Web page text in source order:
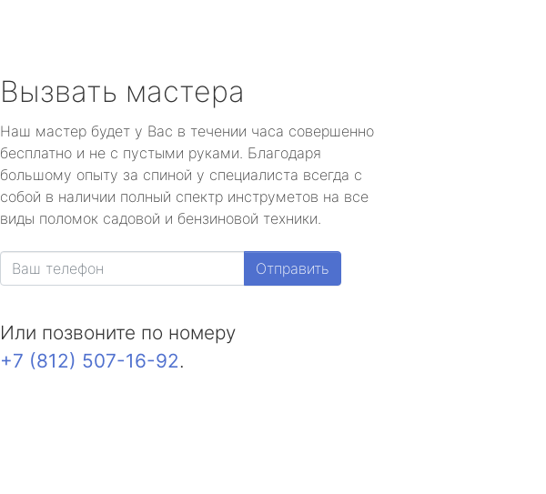
Вызвать мастера
Наш мастер будет у Вас в течении часа совершенно
бесплатно и не с пустыми руками. Благодаря
большому опыту за спиной у специалиста всегда с
собой в наличии полный спектр инструметов на все
виды поломок садовой и бензиновой техники.
Отправить
Или позвоните по номеру
+7 (812) 507-16-92.